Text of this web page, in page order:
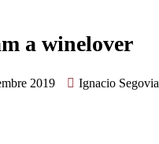
a winelover
2019 Ignacio Segovia